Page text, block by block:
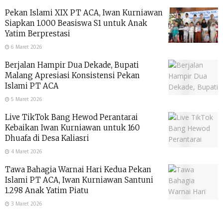
Pekan Islami XIX PT ACA, Iwan Kurniawan
Siapkan 1.000 Beasiswa S1 untuk Anak
Yatim Berprestasi
6 Maret 2026
Berjalan Hampir Dua Dekade, Bupati
Malang Apresiasi Konsistensi Pekan
Islami PT ACA
5 Maret 2026
Live TikTok Bang Hewod Perantarai
Kebaikan Iwan Kurniawan untuk 160
Dhuafa di Desa Kaliasri
4 Maret 2026
Tawa Bahagia Warnai Hari Kedua Pekan
Islami PT ACA, Iwan Kurniawan Santuni
1.298 Anak Yatim Piatu
3 Maret 2026